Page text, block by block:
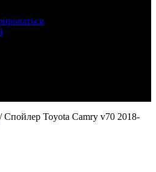
/ Спойлер Toyota Camry v70 2018-